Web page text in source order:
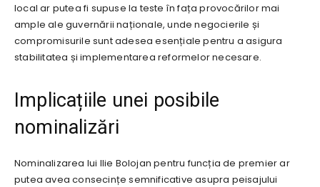
local ar putea fi supuse la teste în fața provocărilor mai
ample ale guvernării naționale, unde negocierile și
compromisurile sunt adesea esențiale pentru a asigura
stabilitatea și implementarea reformelor necesare.
Implicațiile unei posibile
nominalizări
Nominalizarea lui Ilie Bolojan pentru funcția de premier ar
putea avea consecințe semnificative asupra peisajului